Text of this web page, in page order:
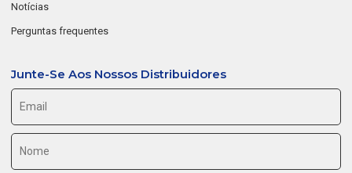
Notícias
Perguntas frequentes
Junte-Se Aos Nossos Distribuidores